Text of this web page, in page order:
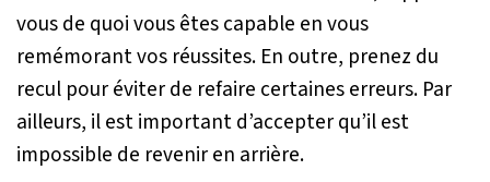
vous de quoi vous êtes capable en vous
remémorant vos réussites. En outre, prenez du
recul pour éviter de refaire certaines erreurs. Par
ailleurs, il est important d’accepter qu’il est
impossible de revenir en arrière.